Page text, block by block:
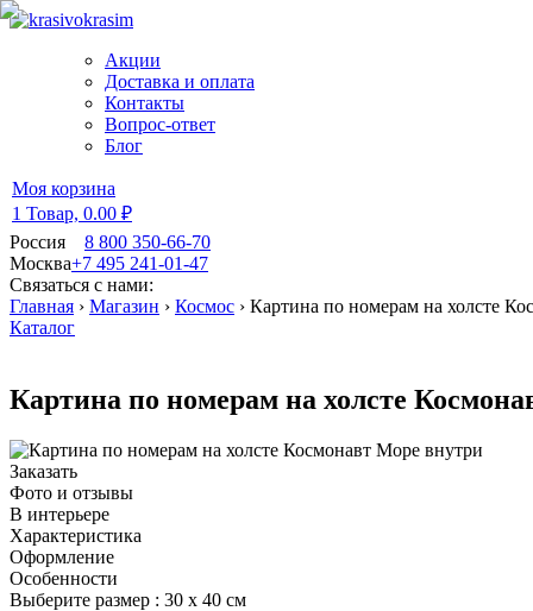
Акции
Доставка и оплата
Контакты
Вопрос-ответ
Блог
Моя корзина
1 Товар, 0.00 ₽
Россия
8 800 350-66-70
Москва+7 495 241-01-47
Связаться с нами:
Главная › Магазин › Космос › Картина по номерам на холсте
Каталог
Картина по номерам на холсте
Заказать
Фото и отзывы
В интерьере
Характеристика
Оформление
Особенности
Выберите размер : 30 х 40 см